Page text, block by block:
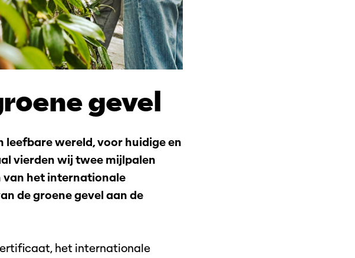
gevel
leefbare wereld, voor huidige en
vierden wij twee mijlpalen
van het internationale
de groene gevel aan de
het internationale